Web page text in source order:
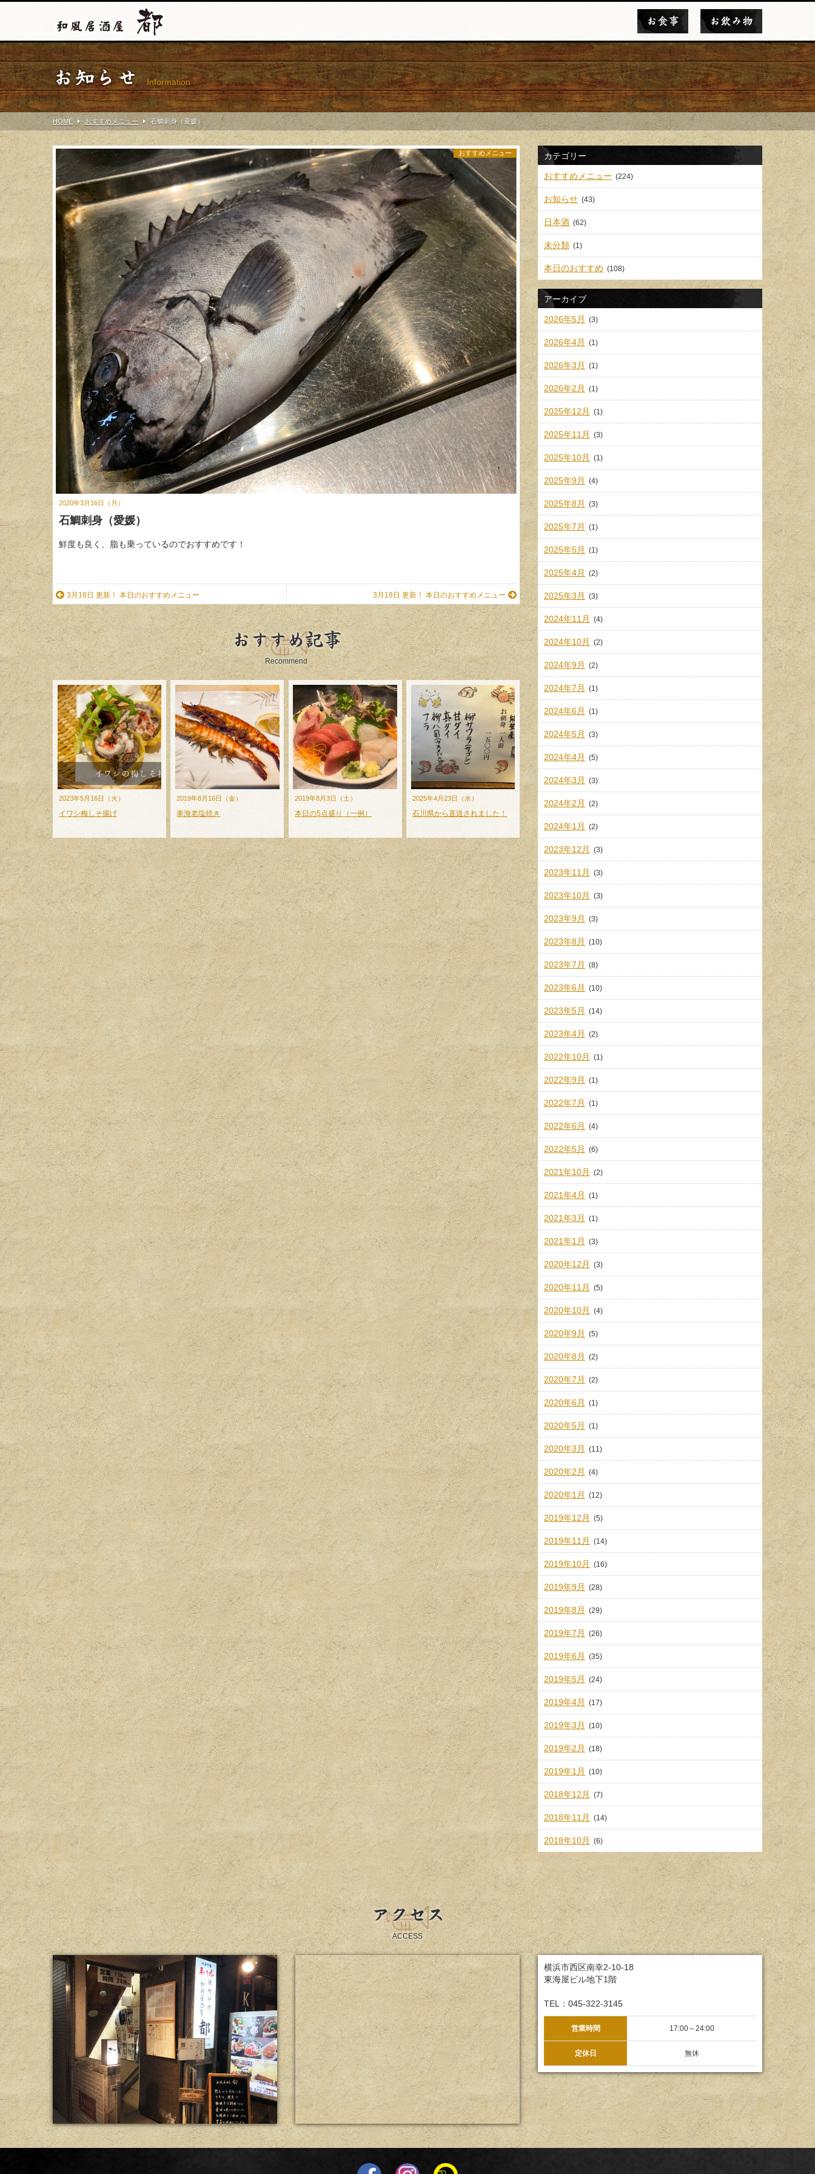
お食事 お飲み物
お知らせ Information
HOME おすすめメニュー 石鯛刺身（愛媛）
2020年3月16日（月）
おすすめメニュー
石鯛刺身（愛媛）
鮮度も良く、脂も乗っているのでおすすめです！
3月16日 更新！ 本日のおすすめメニュー 3月18日 更新！ 本日のおすすめメニュー
おすすめ記事
Recommend
2023年5月16日（火）
イワシ梅しそ揚げ
2019年8月16日（金）
車海老塩焼き
2019年8月3日（土）
本日の5点盛り（一例）
2025年4月23日（水）
石川県から直送されました！
カテゴリー
おすすめメニュー (224)
お知らせ (43)
日本酒 (62)
未分類 (1)
本日のおすすめ (108)
アーカイブ
2026年5月 (3)
2026年4月 (1)
2026年3月 (1)
2026年2月 (1)
2025年12月 (1)
2025年11月 (3)
2025年10月 (1)
2025年9月 (4)
2025年8月 (3)
2025年7月 (1)
2025年5月 (1)
2025年4月 (2)
2025年3月 (3)
2024年11月 (4)
2024年10月 (2)
2024年9月 (2)
2024年7月 (1)
2024年6月 (1)
2024年5月 (3)
2024年4月 (5)
2024年3月 (3)
2024年2月 (2)
2024年1月 (2)
2023年12月 (3)
2023年11月 (3)
2023年10月 (3)
2023年9月 (3)
2023年8月 (10)
2023年7月 (8)
2023年6月 (10)
2023年5月 (14)
2023年4月 (2)
2022年10月 (1)
2022年9月 (1)
2022年7月 (1)
2022年6月 (4)
2022年5月 (6)
2021年10月 (2)
2021年4月 (1)
2021年3月 (1)
2021年1月 (3)
2020年12月 (3)
2020年11月 (5)
2020年10月 (4)
2020年9月 (5)
2020年8月 (2)
2020年7月 (2)
2020年6月 (1)
2020年5月 (1)
2020年3月 (11)
2020年2月 (4)
2020年1月 (12)
2019年12月 (5)
2019年11月 (14)
2019年10月 (16)
2019年9月 (28)
2019年8月 (29)
2019年7月 (26)
2019年6月 (35)
2019年5月 (24)
2019年4月 (17)
2019年3月 (10)
2019年2月 (18)
2019年1月 (10)
2018年12月 (7)
2018年11月 (14)
2018年10月 (6)
アクセス
ACCESS
横浜市西区南幸2-10-18
東海屋ビル地下1階
TEL：045-322-3145
営業時間 17:00～24:00
定休日 無休